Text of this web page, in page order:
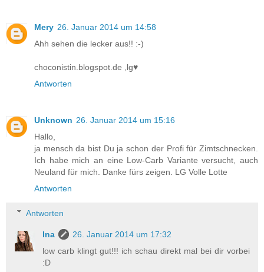
Mery 26. Januar 2014 um 14:58
Ahh sehen die lecker aus!! :-)
choconistin.blogspot.de ,lg♥
Antworten
Unknown 26. Januar 2014 um 15:16
Hallo,
ja mensch da bist Du ja schon der Profi für Zimtschnecken.
Ich habe mich an eine Low-Carb Variante versucht, auch
Neuland für mich. Danke fürs zeigen. LG Volle Lotte
Antworten
Antworten
Ina
26. Januar 2014 um 17:32
low carb klingt gut!!! ich schau direkt mal bei dir vorbei
:D